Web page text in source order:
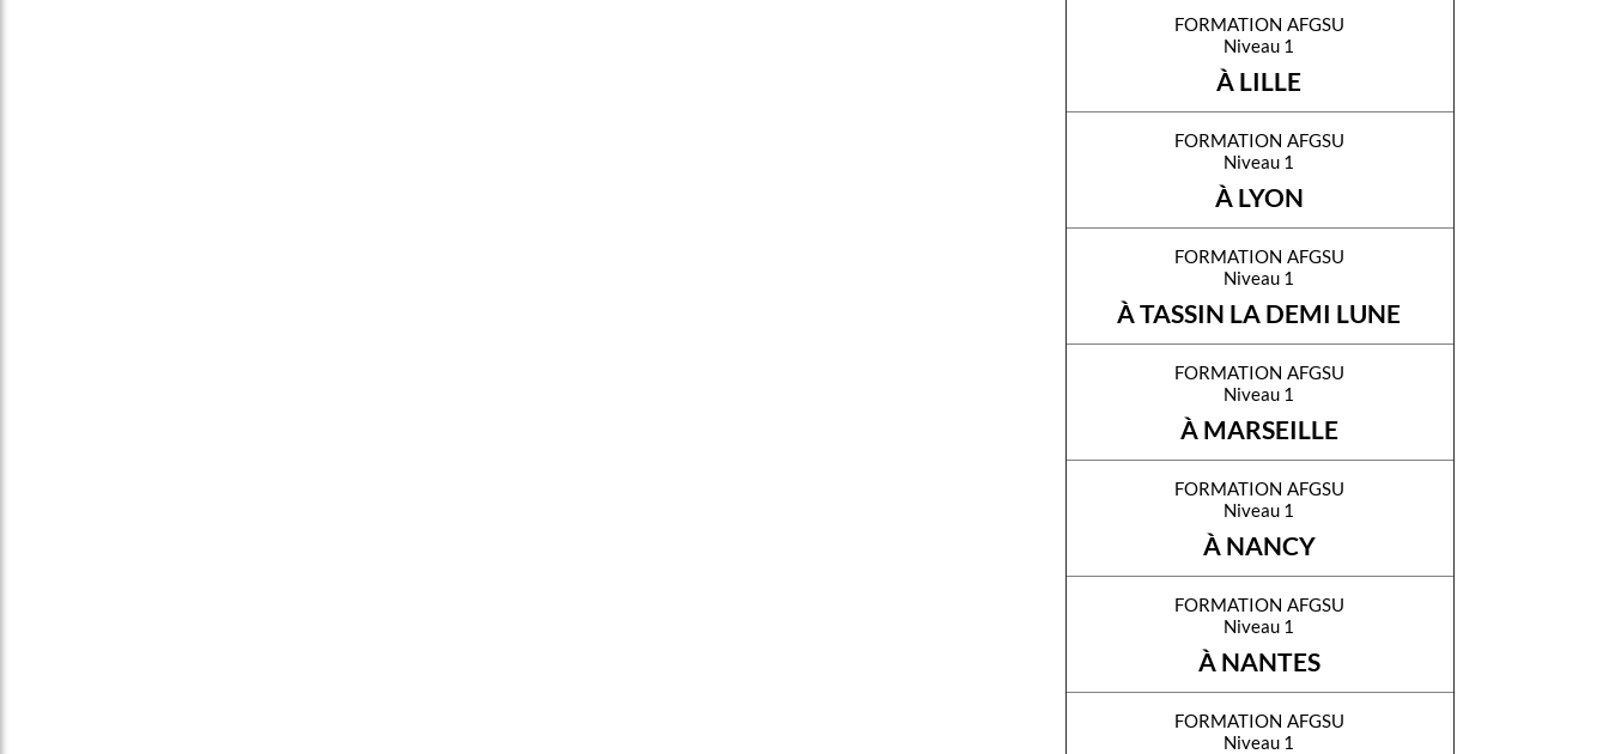
formation afgsu
Niveau 1
À LILLE
formation afgsu
Niveau 1
À LYON
formation afgsu
Niveau 1
À TASSIN LA DEMI LUNE
formation afgsu
Niveau 1
À MARSEILLE
formation afgsu
Niveau 1
À NANCY
formation afgsu
Niveau 1
À NANTES
formation afgsu
Niveau 1